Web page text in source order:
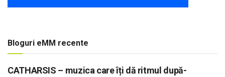
Bloguri eMM recente
CATHARSIS – muzica care îți dă ritmul după-